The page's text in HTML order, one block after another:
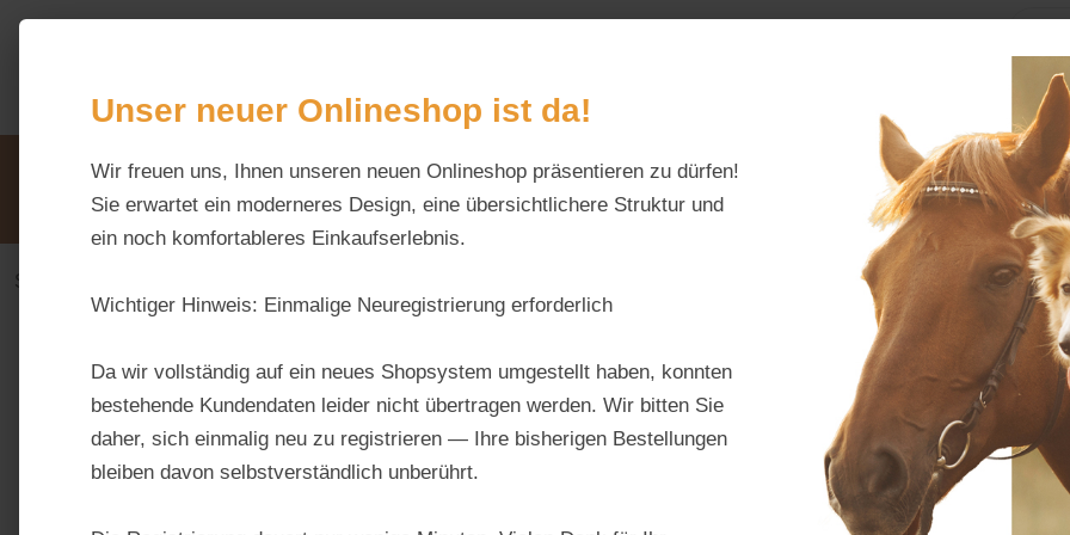
Hauptinhalt springen
Zur Suche springen
Alles fürs
Unsere VorteileBeratung via WhatsApp:
0176 / 99 66 31 80
Schreiben Sie uns:
info@tierfutter-fischer.de
Öffnungszeiten:
Mo–Fr: 9–18 Uhr ·
Stall & Weide
55Ah
Unser neuer Onlineshop ist da!
Wir freuen uns, Ihnen unseren neuen Onlineshop präsentieren zu dürfen!
Sie erwartet ein moderneres Design, eine übersichtlichere Struktur und
ein noch komfortableres Einkaufserlebnis.
Wichtiger Hinweis: Einmalige Neuregistrierung erforderlich
Da wir vollständig auf ein neues Shopsystem umgestellt haben, konnten
bestehende Kundendaten leider nicht übertragen werden. Wir bitten Sie
daher, sich einmalig neu zu registrieren — Ihre bisherigen Bestellungen
bleiben davon selbstverständlich unberührt.